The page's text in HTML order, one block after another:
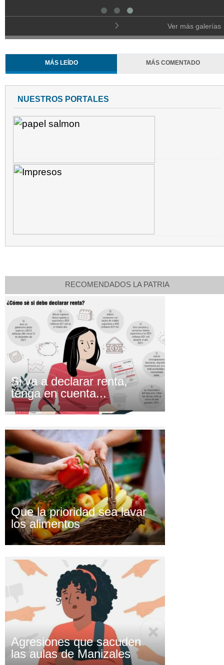
Ver más galerías
MÁS LEÍDO MÁS COMENTADO
NUESTROS PORTALES
RECOMENDADOS LA PATRIA
Si va a declarar renta,
tenga en cuenta...
Que la prioridad sea lavar
los alimentos
Agresiones que sacuden
las aulas de Manizales